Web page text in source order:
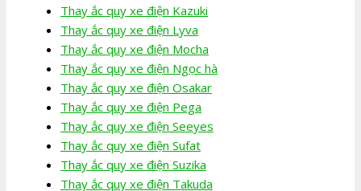
Thay ắc quy xe điện Kazuki
Thay ắc quy xe điện Lyva
Thay ắc quy xe điện Mocha
Thay ắc quy xe điện Ngọc hà
Thay ắc quy xe điện Osakar
Thay ắc quy xe điện Pega
Thay ắc quy xe điện Seeyes
Thay ắc quy xe điện Sufat
Thay ắc quy xe điện Suzika
Thay ắc quy xe điện Takuda